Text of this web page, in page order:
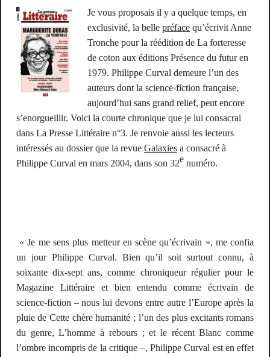
Je vous proposais il y a quelque temps, en
exclusivité, la belle préface qu’écrivit Anne
Tronche pour la réédition de La forteresse
de coton aux éditions Présence du futur en
1979. Philippe Curval demeure l’un des
auteurs dont la science-fiction française,
aujourd’hui sans grand relief, peut encore
s’enorgueillir. Voici la courte chronique que je lui consacrai
dans La Presse Littéraire n°3. Je renvoie aussi les lecteurs
intéressés au dossier que la revue Galaxiesa consacré à
Philippe Curval en mars 2004, dans son 32enuméro.
« Je me sens plus metteur en scène qu’écrivain », me confia
un jour Philippe Curval. Bien qu’il soit surtout connu, à
soixante dix-sept ans, comme chroniqueur régulier pour le
Magazine Littéraireet bien entendu comme écrivain de
science-fiction – nous lui devons entre autre l’Europe après la
pluie deCette chère humanité ; l’un des plus excitants romans
du genre,L’homme à rebours; et le récentBlanc comme
l’ombreincompris de la critique –, Philippe Curval est en effet